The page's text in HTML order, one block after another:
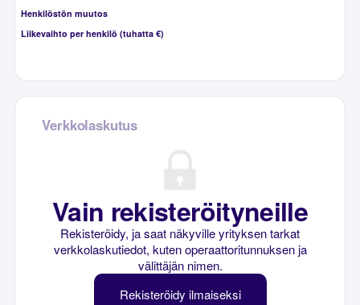
Henkilöstön muutos
Liikevaihto per henkilö (tuhatta €)
Verkkolaskutus
Vain rekisteröityneille
Rekisteröidy, ja saat näkyville yrityksen tarkat
verkkolaskutiedot, kuten operaattoritunnuksen ja
välittäjän nimen.
Rekisteröidy ilmaiseksi